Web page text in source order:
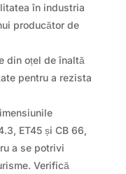
în industria
producător de
din oțel de înaltă
pentru a rezista
ET45 și CB 66,
a se potrivi
Verifică